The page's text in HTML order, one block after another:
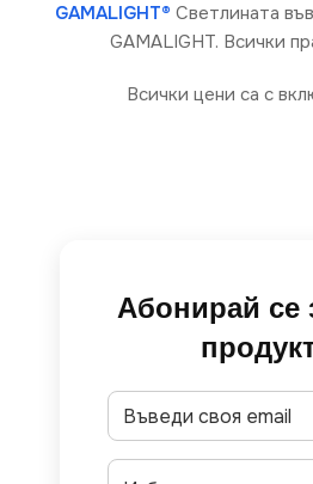
GAMALIGHT® Светлината
GAMALIGHT. Всички
Всички цени са с
Абонирай се